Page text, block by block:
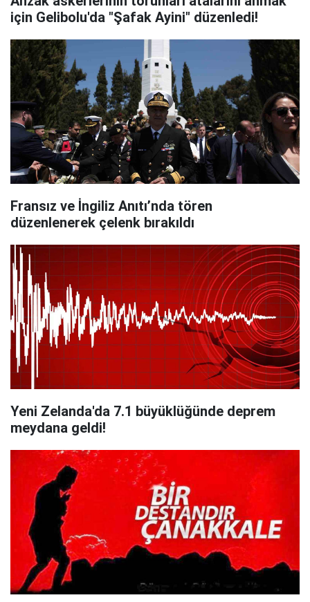
için Gelibolu'da "Şafak Ayini" düzenledi!
Fransız ve İngiliz Anıtı’nda tören
düzenlenerek çelenk bırakıldı
Yeni Zelanda'da 7.1 büyüklüğünde deprem
meydana geldi!